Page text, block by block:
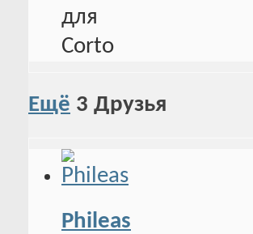
Ещё 3 Друзья
Phileas